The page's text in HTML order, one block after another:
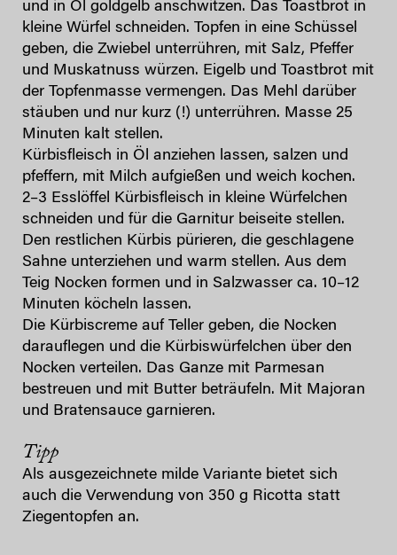
und in Öl goldgelb anschwitzen. Das Toastbrot in
kleine Würfel schneiden. Topfen in eine Schüssel
geben, die Zwiebel unterrühren, mit Salz, Pfeffer
und Muskatnuss würzen. Eigelb und Toastbrot mit
der Topfenmasse vermengen. Das Mehl darüber
stäuben und nur kurz (!) unterrühren. Masse 25
Minuten kalt stellen.
Kürbisfleisch in Öl anziehen lassen, salzen und
pfeffern, mit Milch aufgießen und weich kochen.
2–3 Esslöffel Kürbisfleisch in kleine Würfelchen
schneiden und für die Garnitur beiseite stellen.
Den restlichen Kürbis pürieren, die geschlagene
Sahne unterziehen und warm stellen. Aus dem
Teig Nocken formen und in Salzwasser ca. 10–12
Minuten köcheln lassen.
Die Kürbiscreme auf Teller geben, die Nocken
darauflegen und die Kürbiswürfelchen über den
Nocken verteilen. Das Ganze mit Parmesan
bestreuen und mit Butter beträufeln. Mit Majoran
und Bratensauce garnieren.
Tipp
Als ausgezeichnete milde Variante bietet sich
auch die Verwendung von 350 g Ricotta statt
Ziegentopfen an.